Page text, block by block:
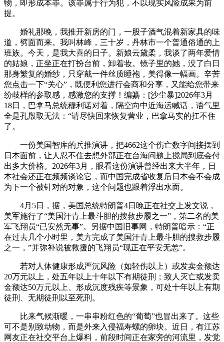
物，即形成本罪。该罪属于行为犯，不以现实风险成果为前
提。
婚礼那晚，我推开新房的门，一股子酒气混着新家具的味
道，劈面而来。我叫林峰，三十岁，丹林市一个普通俗通的上
班族。今天，是我大喜的日子。新娘云黛柔，我谈了两年爱情
的姑娘，正坐正在打扮台前，卸着妆。镜子里的她，没了白日
那身繁复的婚纱，只穿戴一件丝质睡袍，美得像一幅画。辛苦
您点击一下“关心”，既便利您进行会商和分享，又能给您带来
纷歧样的参取感，感激您的支撑！编纂：[沙尘暴]2026年3月
18日，巴拿马总统穆利诺对着，隔空向中近海运喊话，语气里
全是孔殷取无法：“请尽快回来恢复营业，巴拿马实的扛不住
了。
一份美国智库的兵推演讲，把4662这个伤亡数字间接摆到
日本面前，让人忍不住去想外部正在台海问题上搅局到底会付
出多大价格。2026年3月，眼看这份演讲曾经出来大半年，日
本社会还正在频频谈论它，而中国完成省收复后日本会不会成
为下一个被针对的对象，这个问题也跟着浮出水面。
4月5日，据，美国总统特朗普4日晚正在社交上发文说，
美军施行了“美国汗青上最斗胆的搜救步履之一”，第二名的美
军飞翔员“已安然无事”。另据中国旧事网，特朗普暗示：“正
在过去几个小时里，美方完成了美国汗青上最斗胆的搜救步履
之一，”并弥补说被救援的飞翔员“现正在平安无恙”。
若对人体健康形成严沉风险（如轻伤以上）或发卖金额达
20万元以上，处五年以上十年以下有期徒刑；致人灭亡或发卖
金额达50万元以上、形成沉度残疾等景象，可处十年以上有期
徒刑、无期徒刑以至死刑。
比来气候渐暖，一串串粉红色的“葡萄”也冒出来了。这些
可不是别致动物，而是外来入侵福寿螺的卵块。近日，有江苏
网友正在社交平台上爆料，前段时间正在家旁的河流里，发觉